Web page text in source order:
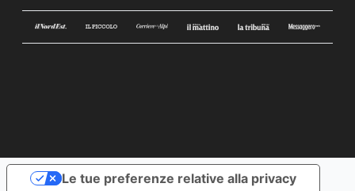
Le tue preferenze relative alla privacy